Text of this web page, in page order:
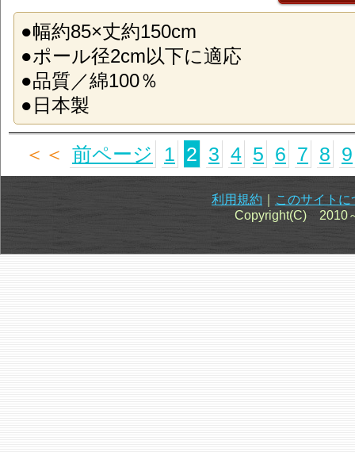
●幅約85×丈約150cm
●ポール径2cm以下に適応
●品質／綿100％
●日本製
＜＜ 前ページ 1 2 3 4 5 6 7 8 9
利用規約
このサイトに
Copyright(C) 2010